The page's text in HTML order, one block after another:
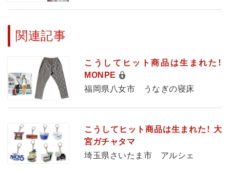
関連記事
こうしてヒット商品は生まれた！
MONPE
福岡県八女市 うなぎの寝床
こうしてヒット商品は生まれた！ 大
宮ガチャタマ
埼玉県さいたま市 アルシェ